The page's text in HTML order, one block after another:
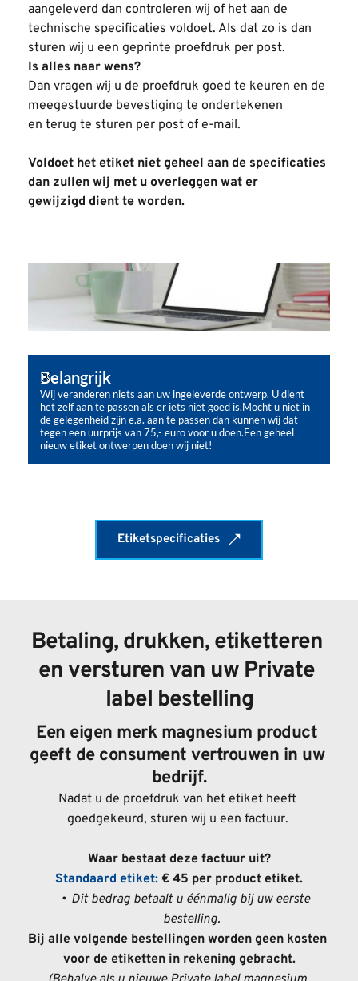
aangeleverd dan controleren wij of het aan de
technische specificaties voldoet. Als dat zo is dan
sturen wij u een geprinte proefdruk per post.
Is alles naar wens?
Dan vragen wij u de proefdruk goed te keuren en de
meegestuurde bevestiging te ondertekenen
en terug te sturen per post of e-mail.
Voldoet het etiket niet geheel aan de specificaties
dan zullen wij met u overleggen wat er
gewijzigd dient te worden.
Belangrijk
Wij veranderen niets aan uw ingeleverde ontwerp. U dient
het zelf aan te passen als er iets niet goed is.Mocht u niet in
de gelegenheid zijn e.a. aan te passen dan kunnen wij dat
tegen een uurprijs van 75,- euro voor u doen.Een geheel
nieuw etiket ontwerpen doen wij niet!
Etiketspecificaties
Betaling, drukken, etiketteren
en versturen van uw Private
label bestelling
Een eigen merk magnesium product
geeft de consument vertrouwen in uw
bedrijf.
Nadat u de proefdruk van het etiket heeft
goedgekeurd, sturen wij u een factuur.
Waar bestaat deze factuur uit?
Standaard etiket: € 45 per product etiket.
Dit bedrag betaalt u éénmalig bij uw eerste
bestelling.
Bij alle volgende bestellingen worden geen kosten
voor de etiketten in rekening gebracht.